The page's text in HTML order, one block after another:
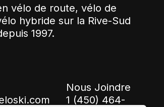
vélo de route, vélo de
hybride sur la Rive-Sud
1997.
Nous Joindre
1 (450) 464-